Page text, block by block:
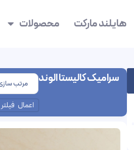
هایلند مارکت محصولات
سرامیک کالیستا الوند
اعمال فیلتر